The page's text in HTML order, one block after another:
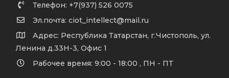
Телефон: +7(937) 526 0075
Эл.почта: ciot_intellect@mail.ru
Адрес: Республика Татарстан, г.Чистополь, ул.
Ленина д.33Н-3, Офис 1
Рабочее время: 9:00 - 18:00 , ПН - ПТ